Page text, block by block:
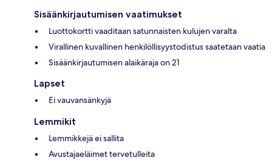
Sisäänkirjautumisen vaatimukset
Luottokortti vaaditaan satunnaisten kulujen varalta
Virallinen kuvallinen henkilöllisyystodistus saatetaan vaatia
Sisäänkirjautumisen alaikäraja on 21
Lapset
Ei vauvansänkyjä
Lemmikit
Lemmikkejä ei sallita
Avustajaeläimet tervetulleita